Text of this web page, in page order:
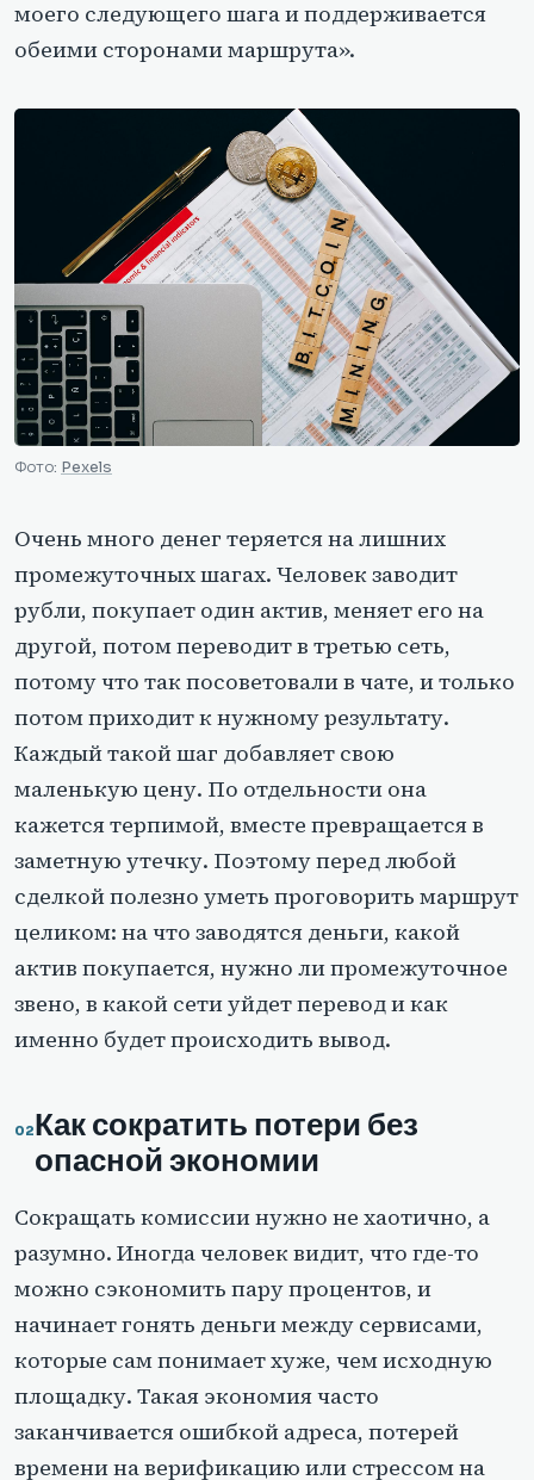
моего следующего шага и поддерживается
обеими сторонами маршрута».
Фото: Pexels
Очень много денег теряется на лишних
промежуточных шагах. Человек заводит
рубли, покупает один актив, меняет его на
другой, потом переводит в третью сеть,
потому что так посоветовали в чате, и только
потом приходит к нужному результату.
Каждый такой шаг добавляет свою
маленькую цену. По отдельности она
кажется терпимой, вместе превращается в
заметную утечку. Поэтому перед любой
сделкой полезно уметь проговорить маршрут
целиком: на что заводятся деньги, какой
актив покупается, нужно ли промежуточное
звено, в какой сети уйдет перевод и как
именно будет происходить вывод.
Как сократить потери без
опасной экономии
Сокращать комиссии нужно не хаотично, а
разумно. Иногда человек видит, что где-то
можно сэкономить пару процентов, и
начинает гонять деньги между сервисами,
которые сам понимает хуже, чем исходную
площадку. Такая экономия часто
заканчивается ошибкой адреса, потерей
времени на верификацию или стрессом на